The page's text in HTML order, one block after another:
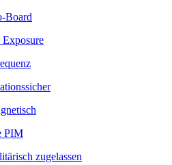
Board
Exposure
PIM
zugelassen